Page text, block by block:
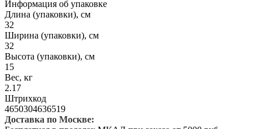
Информация об упаковке
Длина (упаковки), см
32
Ширина (упаковки), см
32
Высота (упаковки), см
15
Вес, кг
2.17
Штрихкод
4650304636519
Доставка по Москве: